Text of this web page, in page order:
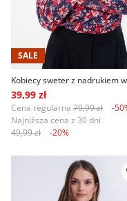
SALE
39,99 zł
Cena regularna 79,99 zł
-
Najniższa cena z 30 dni
49,99 zł
-20%